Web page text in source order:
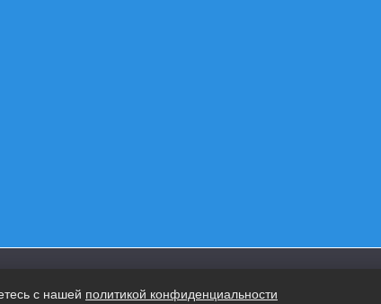
с нашей политикой конфиденциальности